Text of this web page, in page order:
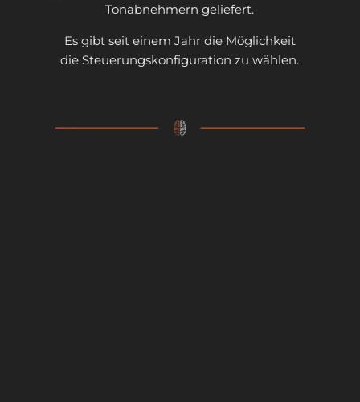
Tonabnehmern geliefert.
Es gibt seit einem Jahr die Möglichkeit
die Steuerungskonfiguration zu wählen.